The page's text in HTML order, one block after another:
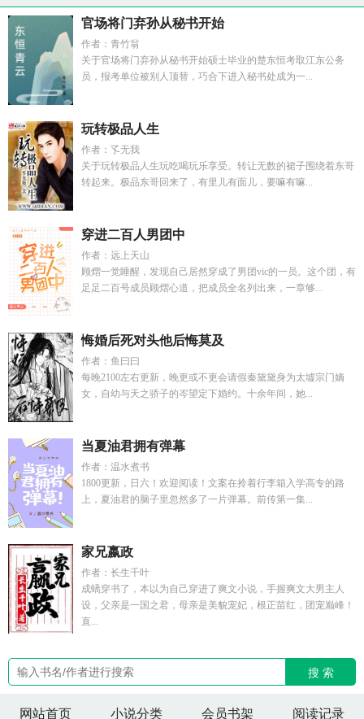
官场将门弃孙从秘书开始
作者：青竹翁
关于官场将门弃孙从秘书开始硕士毕业的楚东恒考取江东公务
员，报考单位被别人顶替，巧合下进入秘书处成为一...
玩转极品人生
作者：孓无我
关于玩转极品人生玩吃喝玩乐享受。转让无数的裙子围绕着东哥
转起来。极品东哥回来了，有里儿有面儿，要嘛有嘛...
穿进二百人男团中
作者：远上天山
顾熠一觉睡醒，发现自己居然穿成了男团vic的一员。这个团，有
足足二百号成员顾熠心道，把成员全名列出来，一章够...
悔婚后死对头他后悔莫及
作者：鱼曰曰
每晚2100左右更新，晚更或不更会请假秦黛黛身为太墟宗门嫡
女，自幼与天之骄子的岑望定下婚约。十余年间，她...
当夏油君拥有弹幕
作者：温水煮书
1800更新，日六！欢迎阅读！文案在拎着行李箱入学高专的路
上，夏油君的脑子里忽然多了一片弹幕。前传第一集...
家兄嬴政
作者：长生千叶
成蟜穿书了，本以为自己穿进了爽文小说，手握爽文大男主人
设，父亲是一国之君，母亲是美貌宠妃，根正苗红，团宠巅峰！
直...
搜 索
网站首页 小说分类 会员书架 阅读记录